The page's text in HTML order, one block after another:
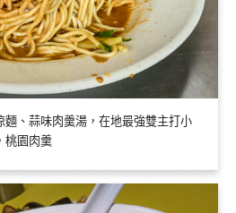
麵、蒜味肉羹湯，在地最強雙主打小
桃園肉羹